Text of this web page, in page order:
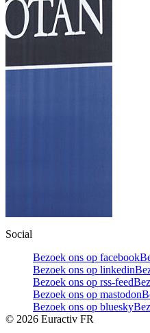
Social
Bezoek ons op facebook
Bezoek ons op linkedin
Bezoek ons op rss-feed
Bezoek ons op mastodon
Bezoek ons op bluesky
© 2026 Euractiv FR